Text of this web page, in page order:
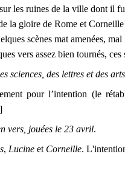
les ruines de la ville dont il
la gloire de Rome et
scènes mat amenées,
vers assez bien tournés,
sciences, des lettres et des arts,
pour l’intention (le
vers, jouées le 23 avril.
, Lucine et Corneille.